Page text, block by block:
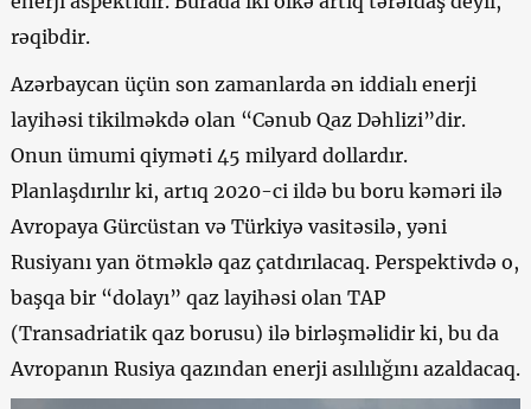
rəqibdir.
Azərbaycan üçün son zamanlarda ən iddialı enerji
layihəsi tikilməkdə olan “Cənub Qaz Dəhlizi”dir.
Onun ümumi qiyməti 45 milyard dollardır.
Planlaşdırılır ki, artıq 2020-ci ildə bu boru kəməri ilə
Avropaya Gürcüstan və Türkiyə vasitəsilə, yəni
Rusiyanı yan ötməklə qaz çatdırılacaq. Perspektivdə o,
başqa bir “dolayı” qaz layihəsi olan TAP
(Transadriatik qaz borusu) ilə birləşməlidir ki, bu da
Avropanın Rusiya qazından enerji asılılığını azaldacaq.